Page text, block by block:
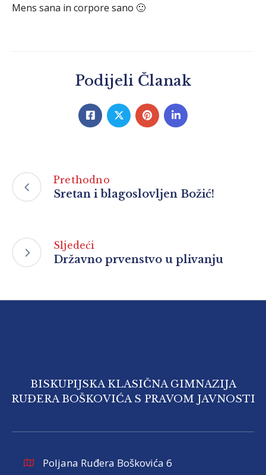
Mens sana in corpore sano 🙂
Podijeli Članak
Prethodno
Sretan i blagoslovljen Božić!
Sljedeći
Državno prvenstvo u plivanju
BISKUPIJSKA KLASIČNA GIMNAZIJA
RUĐERA BOŠKOVIĆA S PRAVOM JAVNOSTI
Poljana Ruđera Boškovića 6